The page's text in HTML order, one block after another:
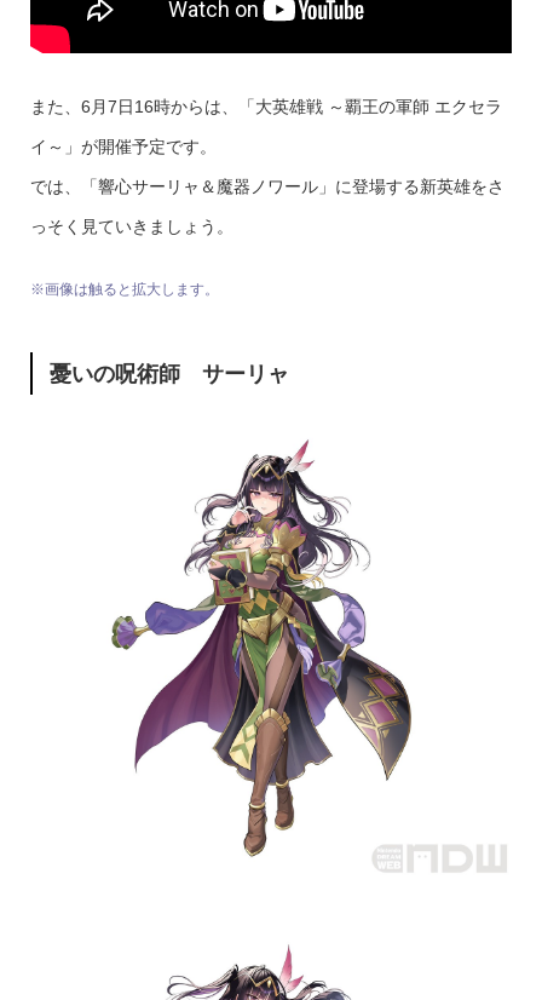
また、6月7日16時からは、「大英雄戦 ～覇王の軍師 エクセラ
イ～」が開催予定です。
では、「響心サーリャ＆魔器ノワール」に登場する新英雄をさ
っそく見ていきましょう。
※画像は触ると拡大します。
憂いの呪術師 サーリャ